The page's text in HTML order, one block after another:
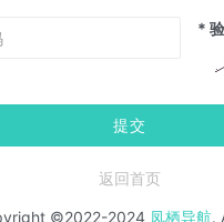
*
提交
返回首页
©2022-2024 凤栖导航.